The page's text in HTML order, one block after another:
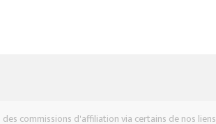
commissions d'affiliation via certains de nos liens